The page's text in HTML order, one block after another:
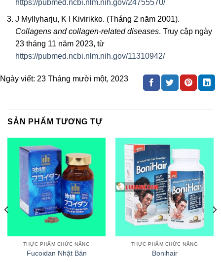
https://pubmed.ncbi.nlm.nih.gov/24755570/
J Myllyharju, K I Kivirikko. (Tháng 2 năm 2001).
Collagens and collagen-related diseases. Truy cập ngày
23 tháng 11 năm 2023, từ
https://pubmed.ncbi.nlm.nih.gov/11310942/
Ngày viết: 23 Tháng mười một, 2023
SẢN PHẨM TƯƠNG TỰ
THỰC PHẨM CHỨC NĂNG
Fucoidan Nhật Bản
THỰC PHẨM CHỨC NĂNG
Bonihair